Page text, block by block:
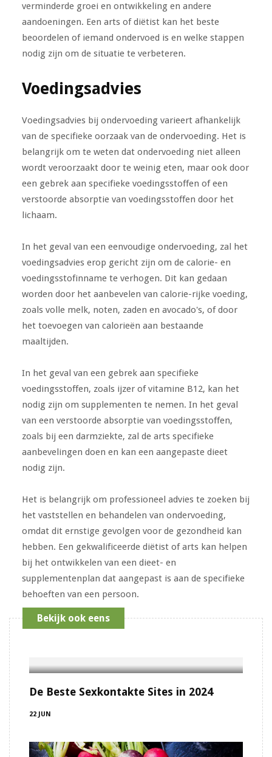
verminderde groei en ontwikkeling en andere
aandoeningen. Een arts of diëtist kan het beste
beoordelen of iemand ondervoed is en welke stappen
nodig zijn om de situatie te verbeteren.
Voedingsadvies
Voedingsadvies bij ondervoeding varieert afhankelijk
van de specifieke oorzaak van de ondervoeding. Het is
belangrijk om te weten dat ondervoeding niet alleen
wordt veroorzaakt door te weinig eten, maar ook door
een gebrek aan specifieke voedingsstoffen of een
verstoorde absorptie van voedingsstoffen door het
lichaam.
In het geval van een eenvoudige ondervoeding, zal het
voedingsadvies erop gericht zijn om de calorie- en
voedingsstofinname te verhogen. Dit kan gedaan
worden door het aanbevelen van calorie-rijke voeding,
zoals volle melk, noten, zaden en avocado's, of door
het toevoegen van calorieën aan bestaande
maaltijden.
In het geval van een gebrek aan specifieke
voedingsstoffen, zoals ijzer of vitamine B12, kan het
nodig zijn om supplementen te nemen. In het geval
van een verstoorde absorptie van voedingsstoffen,
zoals bij een darmziekte, zal de arts specifieke
aanbevelingen doen en kan een aangepaste dieet
nodig zijn.
Het is belangrijk om professioneel advies te zoeken bij
het vaststellen en behandelen van ondervoeding,
omdat dit ernstige gevolgen voor de gezondheid kan
hebben. Een gekwalificeerde diëtist of arts kan helpen
bij het ontwikkelen van een dieet- en
supplementenplan dat aangepast is aan de specifieke
behoeften van een persoon.
Bekijk ook eens
De Beste Sexkontakte Sites in 2024
22 JUN